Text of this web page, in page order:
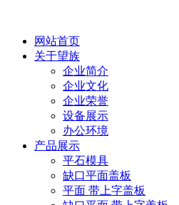
网站首页
关于望族
企业简介
企业文化
企业荣誉
设备展示
办公环境
产品展示
平石模具
缺口平面盖板
平面 带上字盖板